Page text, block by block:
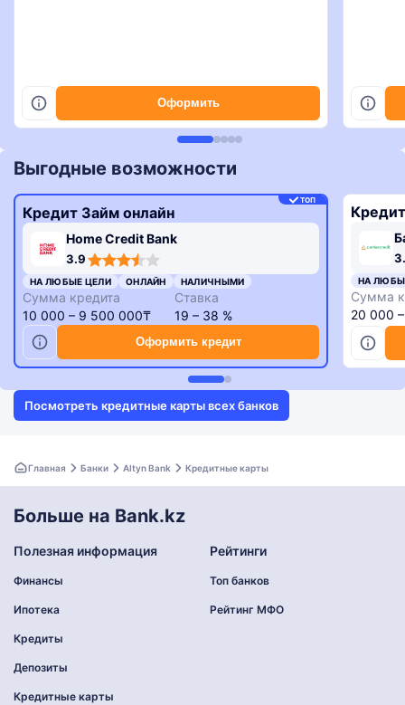
Оформить
Выгодные возможности
ТОП
Кредит Займ онлайн
Home Credit Bank
3.9
rating
НА ЛЮБЫЕ ЦЕЛИ ОНЛАЙН НАЛИЧНЫМИ
Сумма кредита
10 000 – 9 500 000₸
Ставка
19 – 38 %
Оформить кредит
НА
Сумма
20 000
Посмотреть кредитные карты всех банков
Главная Банки Altyn Bank Кредитные карты
Больше на Bank.kz
Полезная информация
Финансы
Ипотека
Кредиты
Депозиты
Кредитные карты
Рейтинги
Топ банков
Рейтинг МФО